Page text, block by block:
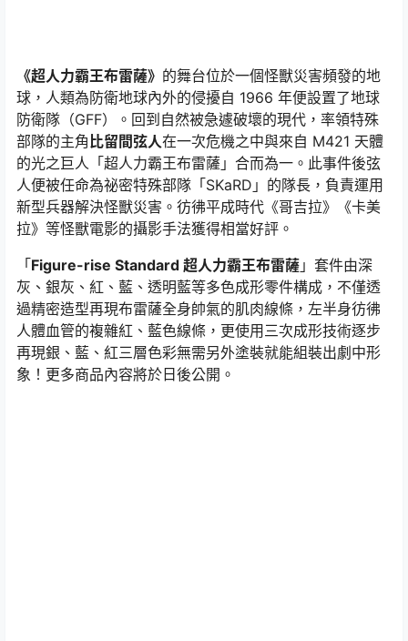
《超人力霸王布雷薩》 的舞台位於一個怪獸災害頻發的地
球，人類為防衛地球內外的侵擾自 1966 年便設置了地球
防衛隊（GFF）。回到自然被急遽破壞的現代，率領特殊
部隊的主角比留間弦人在一次危機之中與來自 M421 天體
的光之巨人「超人力霸王布雷薩」合而為一。此事件後弦
人便被任命為祕密特殊部隊「SKaRD」的隊長，負責運用
新型兵器解決怪獸災害。彷彿平成時代《哥吉拉》《卡美
拉》等怪獸電影的攝影手法獲得相當好評。
「Figure-rise Standard 超人力霸王布雷薩 」套件由深
灰、銀灰、紅、藍、透明藍等多色成形零件構成，不僅透
過精密造型再現布雷薩全身帥氣的肌肉線條，左半身彷彿
人體血管的複雜紅、藍色線條，更使用三次成形技術逐步
再現銀、藍、紅三層色彩無需另外塗裝就能組裝出劇中形
象！更多商品內容將於日後公開。